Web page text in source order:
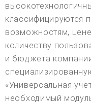
классифицируются
возможностям,
количеству
и бюджета
«Универсальная
необходимый